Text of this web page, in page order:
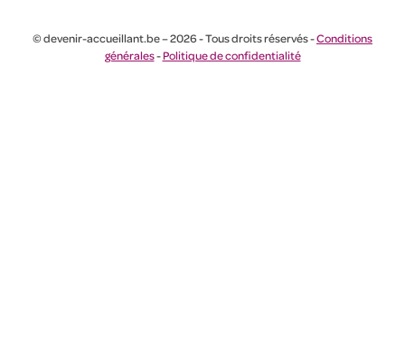
© devenir-accueillant.be – 2026 - Tous droits réservés -Conditions
générales-Politique de confidentialité